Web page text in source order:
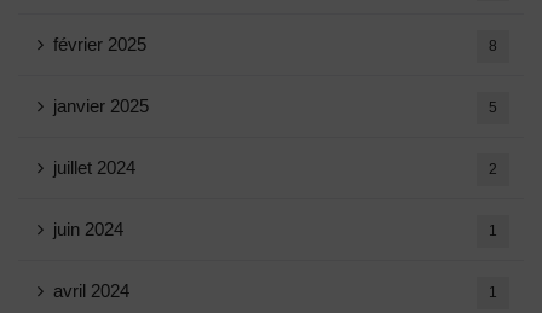
février 2025 8
janvier 2025 5
juillet 2024 2
juin 2024 1
avril 2024 1